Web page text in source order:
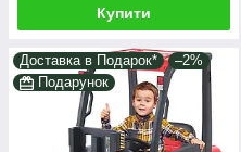
Купити
Доставка в Подарок*
–2%
Подарунок